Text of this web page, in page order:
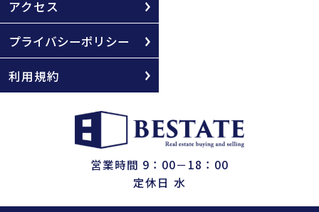
アクセス
プライバシーポリシー
利用規約
営業時間 9：00－18：00
定休日 水